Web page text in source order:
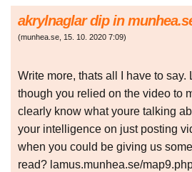
akrylnaglar dip in
(munhea.se, 15. 10. 2020 7:09)
Write more, thats all I have to say.
though you relied on the video to
clearly know what youre talking
your intelligence on just posting
when you could be giving us
read? lamus.munhea.se/